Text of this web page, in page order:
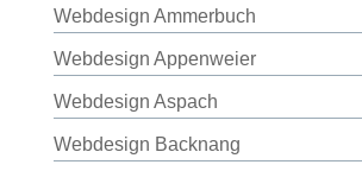
Webdesign Ammerbuch
Webdesign Appenweier
Webdesign Aspach
Webdesign Backnang